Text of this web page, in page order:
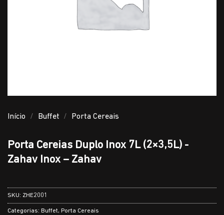
Início / Buffet / Porta Cereais
Porta Cereias Duplo Inox 7L (2×3,5L) -
Zahav Inox – Zahav
SKU: ZHE2001
Categorias: Buffet, Porta Cereais